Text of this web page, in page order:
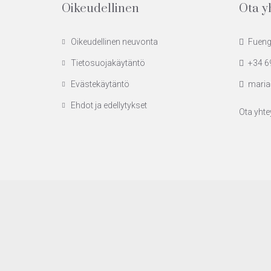
Oikeudellinen
Oikeudellinen neuvonta
Tietosuojakäytäntö
Evästekäytäntö
Ehdot ja edellytykset
Ota
+34
Ota